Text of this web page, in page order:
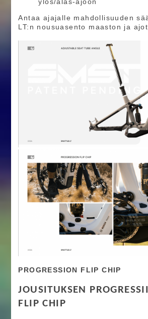
ylös/alas-ajoon
Antaa ajajalle mahdollisuuden
LT:n nousuasento maaston ja
PROGRESSION FLIP CHIP
JOUSITUKSEN
FLIP CHIP